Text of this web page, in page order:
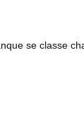
se classe